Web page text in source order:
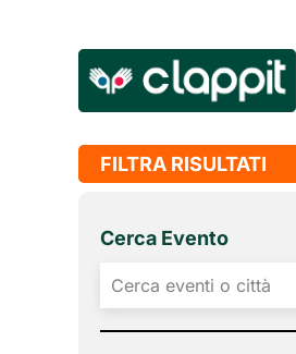
FILTRA RISULTATI
Cerca Evento